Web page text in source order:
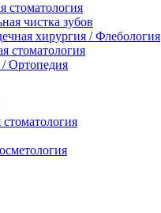
стоматология
чистка зубов
хирургия / Флебология
стоматология
/ Ортопедия